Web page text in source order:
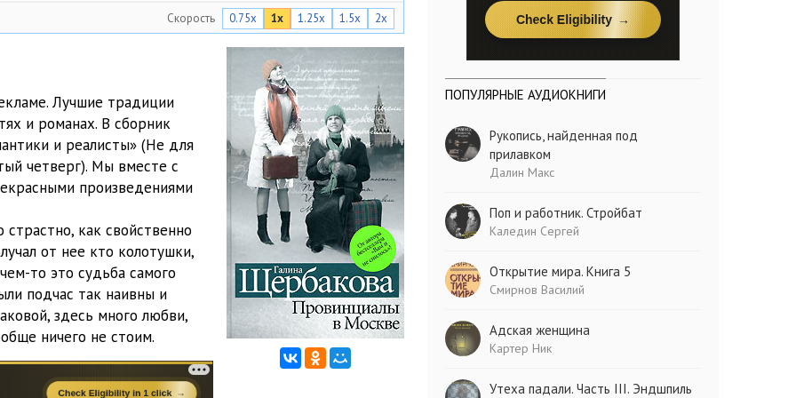
04:56
05:01
04:59
05:00
05:04
04:57
05:00
05:01
04:59
Скорость 0.75x 1x 1.25x 1.5x 2x
Лучшие традиции
и романах. В сборник
и реалисты» (Не для
четверг). Мы вместе с
произведениями
как свойственно
от нее кто колотушки,
то это судьба самого
подчас так наивны и
здесь много любви,
ничего не стоим.
ПОПУЛЯРНЫЕ АУДИОКНИГИ
Рукопись, найденная под
прилавком
Далин Макс
Поп и работник. Стройбат
Каледин Сергей
Открытие мира. Книга 5
Смирнов Василий
Адская женщина
Картер Ник
Утеха падали. Часть III. Эндшпиль